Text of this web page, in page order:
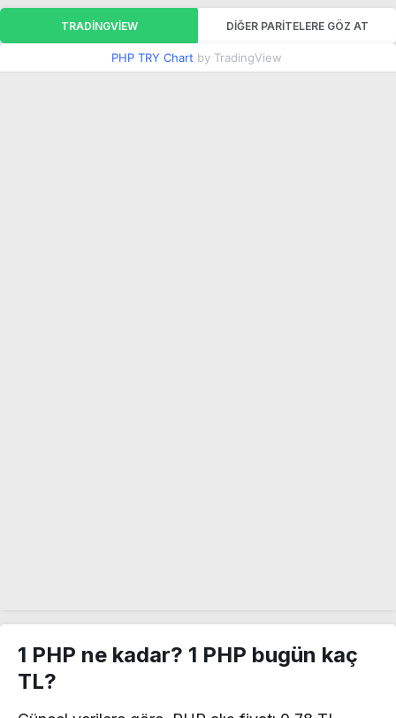
TRADINGVIEW DIĞER PARITELERE GÖZ AT
PHP TRY Chart by TradingView
1 PHP ne kadar? 1 PHP bugün kaç
TL?